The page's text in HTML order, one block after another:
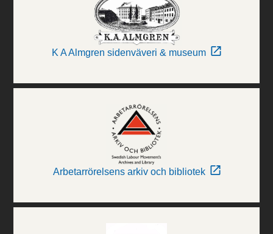
K A Almgren sidenväveri & museum
Arbetarrörelsens arkiv och bibliotek